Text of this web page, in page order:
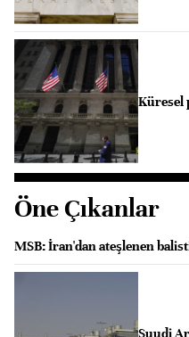
Küresel
Öne Çıkanlar
MSB: İran'dan ateşlenen
Suudi